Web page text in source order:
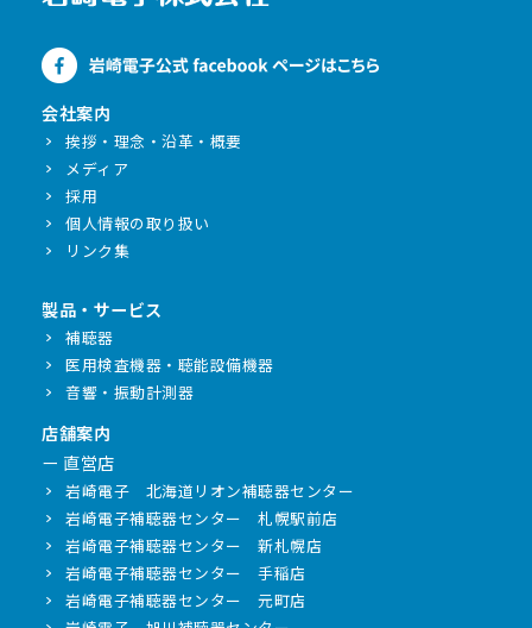
会社案内
挨拶・理念・沿革・概要
メディア
採用
個人情報の取り扱い
リンク集
製品・サービス
補聴器
医用検査機器・聴能設備機器
音響・振動計測器
店舗案内
ー 直営店
岩崎電子 北海道リオン補聴器センター
岩崎電子補聴器センター 札幌駅前店
岩崎電子補聴器センター 新札幌店
岩崎電子補聴器センター 手稲店
岩崎電子補聴器センター 元町店